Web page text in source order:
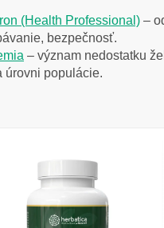
(Health Professional) –
bezpečnosť.
– význam nedostatku
úrovni populácie.